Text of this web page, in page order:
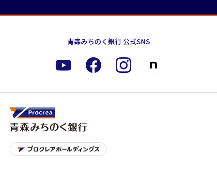
青森みちのく銀行 公式SNS